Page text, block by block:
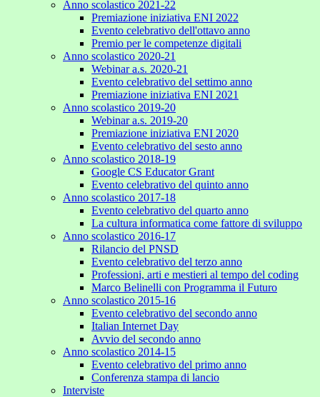
Anno scolastico 2021-22
Premiazione iniziativa ENI 2022
Evento celebrativo dell'ottavo anno
Premio per le competenze digitali
Anno scolastico 2020-21
Webinar a.s. 2020-21
Evento celebrativo del settimo anno
Premiazione iniziativa ENI 2021
Anno scolastico 2019-20
Webinar a.s. 2019-20
Premiazione iniziativa ENI 2020
Evento celebrativo del sesto anno
Anno scolastico 2018-19
Google CS Educator Grant
Evento celebrativo del quinto anno
Anno scolastico 2017-18
Evento celebrativo del quarto anno
La cultura informatica come fattore di sviluppo
Anno scolastico 2016-17
Rilancio del PNSD
Evento celebrativo del terzo anno
Professioni, arti e mestieri al tempo del coding
Marco Belinelli con Programma il Futuro
Anno scolastico 2015-16
Evento celebrativo del secondo anno
Italian Internet Day
Avvio del secondo anno
Anno scolastico 2014-15
Evento celebrativo del primo anno
Conferenza stampa di lancio
Interviste